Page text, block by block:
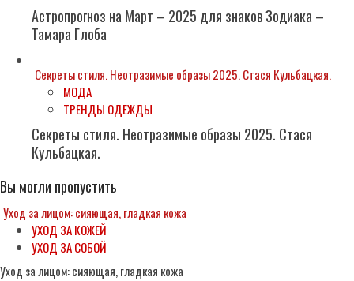
Астропрогноз на Март – 2025 для знаков Зодиака –
Тамара Глоба
Секреты стиля. Неотразимые образы 2025. Стася Кульбацкая.
МОДА
ТРЕНДЫ ОДЕЖДЫ
Секреты стиля. Неотразимые образы 2025. Стася
Кульбацкая.
Вы могли пропустить
Уход за лицом: сияющая, гладкая кожа
УХОД ЗА КОЖЕЙ
УХОД ЗА СОБОЙ
Уход за лицом: сияющая, гладкая кожа